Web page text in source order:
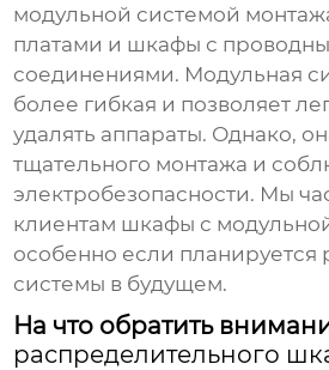
модульной системой
платами и шкафы с
соединениями. Модульная
более гибкая и позволяет
удалять аппараты. Однако,
тщательного монтажа и
электробезопасности. Мы
клиентам шкафы с
особенно если
системы в будущем.
На что обратить
распределительного